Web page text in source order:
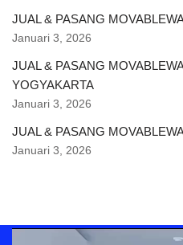
JUAL & PASANG
Januari 3, 2026
JUAL & PASANG
YOGYAKARTA
Januari 3, 2026
JUAL & PASANG
Januari 3, 2026